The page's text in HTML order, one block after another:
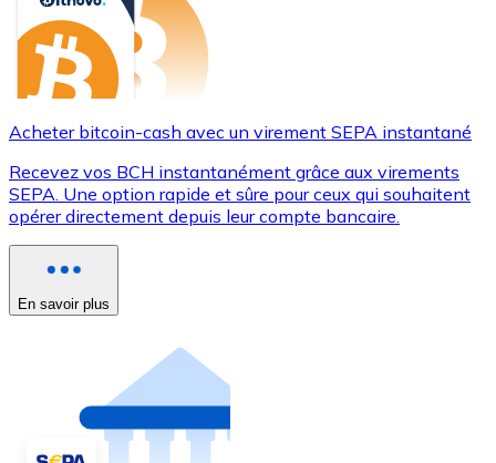
Acheter bitcoin-cash avec un virement SEPA instantané
Recevez vos BCH instantanément grâce aux virements
SEPA. Une option rapide et sûre pour ceux qui souhaitent
opérer directement depuis leur compte bancaire.
En savoir plus